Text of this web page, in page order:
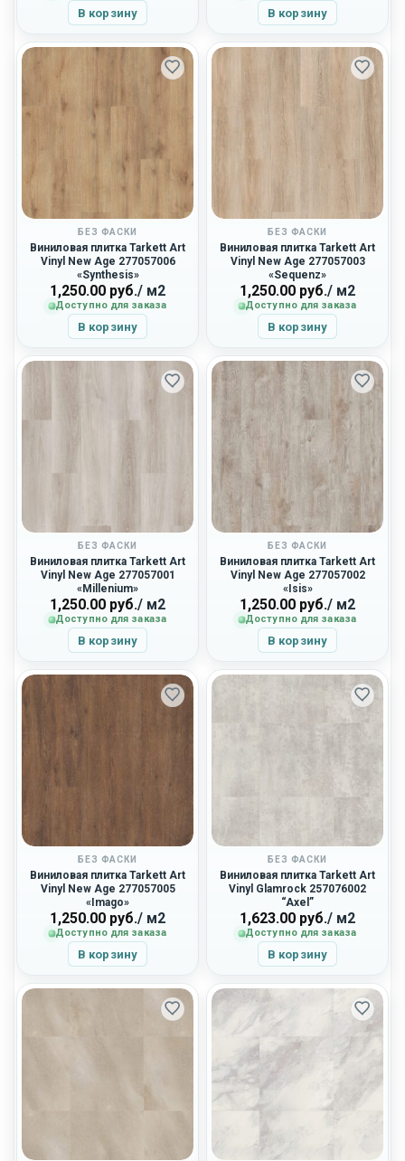
В корзину В корзину
БЕЗ ФАСКИ
Виниловая плитка Tarkett Art
Vinyl New Age 277057006
«Synthesis»
1,250.00 руб./ м2
Доступно для заказа
В корзину
БЕЗ ФАСКИ
Виниловая плитка Tarkett Art
Vinyl New Age 277057003
«Sequenz»
1,250.00 руб./ м2
Доступно для заказа
В корзину
БЕЗ ФАСКИ
Виниловая плитка Tarkett Art
Vinyl New Age 277057001
«Millenium»
1,250.00 руб./ м2
Доступно для заказа
В корзину
БЕЗ ФАСКИ
Виниловая плитка Tarkett Art
Vinyl New Age 277057002
«Isis»
1,250.00 руб./ м2
Доступно для заказа
В корзину
БЕЗ ФАСКИ
Виниловая плитка Tarkett Art
Vinyl New Age 277057005
«Imago»
1,250.00 руб./ м2
Доступно для заказа
В корзину
БЕЗ ФАСКИ
Виниловая плитка Tarkett Art
Vinyl Glamrock 257076002
“Axel”
1,623.00 руб./ м2
Доступно для заказа
В корзину